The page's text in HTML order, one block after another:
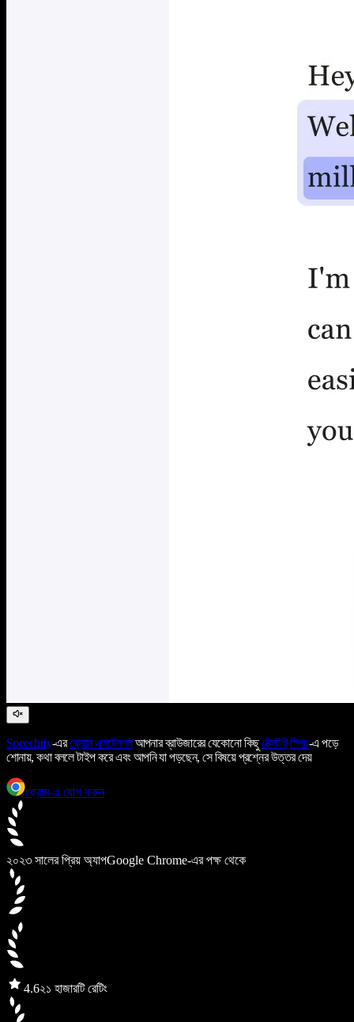
Speechify-এরক্রোম এক্সটেনশনআপনার ব্রাউজারের যেকোনো কিছুটেক্সট টু স্পিচ-এ পড়ে
শোনায়, কথা বললে টাইপ করে এবং আপনি যা পড়ছেন, সে বিষয়ে প্রশ্নের উত্তর দেয়
ক্রোম-এ যোগ করুন
২০২৩ সালের প্রিয় অ্যাপGoogle Chrome-এর পক্ষ থেকে
4.6২১ হাজারটি রেটিং